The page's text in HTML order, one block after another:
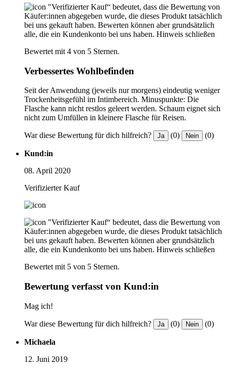
"Verifizierter Kauf“ bedeutet, dass die Bewertung von
Käufer:innen abgegeben wurde, die dieses Produkt tatsächlich
bei uns gekauft haben. Bewerten können aber grundsätzlich
alle, die ein Kundenkonto bei uns haben. Hinweis schließen
Bewertet mit 4 von 5 Sternen.
Verbessertes Wohlbefinden
Seit der Anwendung (jeweils nur morgens) eindeutig weniger
Trockenheitsgefühl im Intimbereich. Minuspunkte: Die
Flasche kann nicht restlos geleert werden. Schaum eignet sich
nicht zum Umfüllen in kleinere Flasche für Reisen.
War diese Bewertung für dich hilfreich? Ja (0) Nein (0)
Kund:in
08. April 2020
Verifizierter Kauf
"Verifizierter Kauf“ bedeutet, dass die Bewertung von
Käufer:innen abgegeben wurde, die dieses Produkt tatsächlich
bei uns gekauft haben. Bewerten können aber grundsätzlich
alle, die ein Kundenkonto bei uns haben. Hinweis schließen
Bewertet mit 5 von 5 Sternen.
Bewertung verfasst von Kund:in
Mag ich!
War diese Bewertung für dich hilfreich? Ja (0) Nein (0)
Michaela
12. Juni 2019